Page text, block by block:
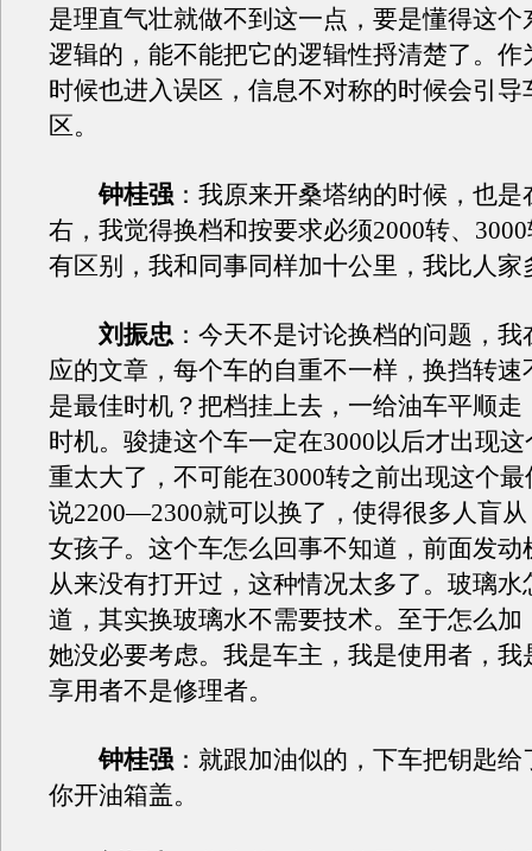
是理直气壮就做不到这一点，要是懂得这个
逻辑的，能不能把它的逻辑性捋清楚了。作
时候也进入误区，信息不对称的时候会引导
区。
钟桂强 ：我原来开桑塔纳的时候，也是
右，我觉得换档和按要求必须2000转、
有区别，我和同事同样加十公里，我比人家
刘振忠 ：今天不是讨论换档的问题，
应的文章，每个车的自重不一样，换挡转速
是最佳时机？把档挂上去，一给油车平顺走
时机。骏捷这个车一定在3000以后才出现
重太大了，不可能在3000转之前出现这个
说2200—2300就可以换了，使得很多人盲
女孩子。这个车怎么回事不知道，前面发动
从来没有打开过，这种情况太多了。玻璃水
道，其实换玻璃水不需要技术。至于怎么加
她没必要考虑。我是车主，我是使用者，我
享用者不是修理者。
钟桂强 ：就跟加油似的，下车把钥匙
你开油箱盖。